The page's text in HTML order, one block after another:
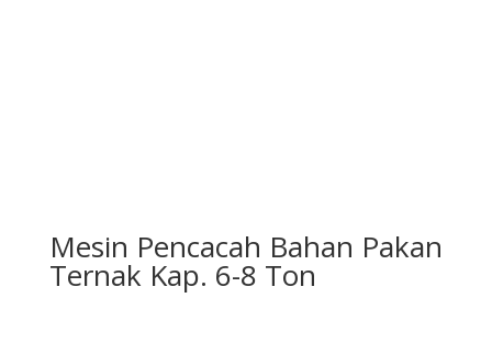
Mesin Pencacah Bahan Pakan
Ternak Kap. 6-8 Ton